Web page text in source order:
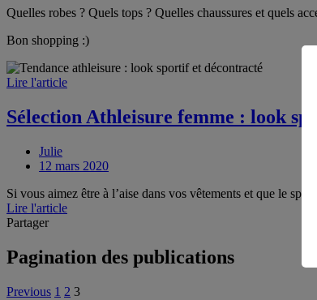
Quelles robes ? Quels tops ? Quelles chaussures et quels
Bon shopping :)
Lire l'article
Sélection Athleisure femme : look
Julie
12 mars 2020
Si vous aimez être à l’aise dans vos vêtements et que le
Lire l'article
Partager
Pagination des publications
Previous 1 2 3